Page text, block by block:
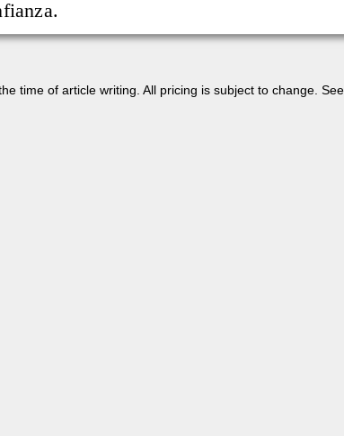
time of article writing. All pricing is subject to change.